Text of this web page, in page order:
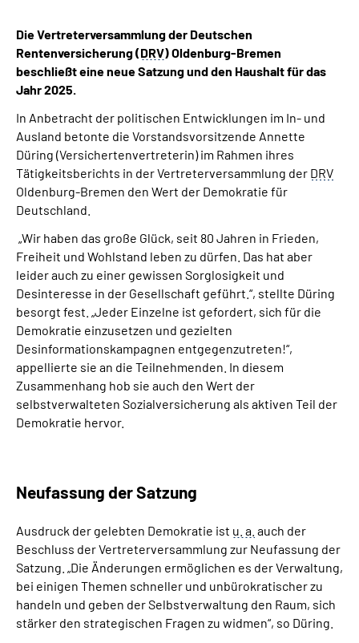
Die Vertreterversammlung der Deutschen
Rentenversicherung (DRV) Oldenburg-Bremen
beschließt eine neue Satzung und den Haushalt für das
Jahr 2025.
In Anbetracht der politischen Entwicklungen im In- und
Ausland betonte die Vorstandsvorsitzende Annette
Düring (Versichertenvertreterin) im Rahmen ihres
Tätigkeitsberichts in der Vertreterversammlung der DRV
Oldenburg-Bremen den Wert der Demokratie für
Deutschland.
„Wir haben das große Glück, seit 80 Jahren in Frieden,
Freiheit und Wohlstand leben zu dürfen. Das hat aber
leider auch zu einer gewissen Sorglosigkeit und
Desinteresse in der Gesellschaft geführt.“, stellte Düring
besorgt fest. „Jeder Einzelne ist gefordert, sich für die
Demokratie einzusetzen und gezielten
Desinformationskampagnen entgegenzutreten!“,
appellierte sie an die Teilnehmenden. In diesem
Zusammenhang hob sie auch den Wert der
selbstverwalteten Sozialversicherung als aktiven Teil der
Demokratie hervor.
Neufassung der Satzung
Ausdruck der gelebten Demokratie ist u. a. auch der
Beschluss der Vertreterversammlung zur Neufassung der
Satzung. „Die Änderungen ermöglichen es der Verwaltung,
bei einigen Themen schneller und unbürokratischer zu
handeln und geben der Selbstverwaltung den Raum, sich
stärker den strategischen Fragen zu widmen“, so Düring.